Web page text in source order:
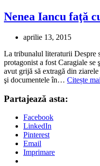
Nenea Iancu faţă
aprilie 13, 2015
La tribunalul literaturii Despre
protagonist a fost Caragiale
avut grijă să extragă din
şi documentele în… Citește
Partajează asta:
Facebook
LinkedIn
Pinterest
Email
Imprimare